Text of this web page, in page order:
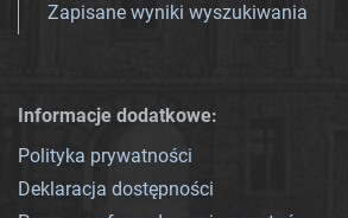
Zapisane wyniki wyszukiwania
Informacje dodatkowe:
Polityka prywatności
Deklaracja dostępności